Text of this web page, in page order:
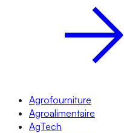
Agrofourniture
Agroalimentaire
AgTech